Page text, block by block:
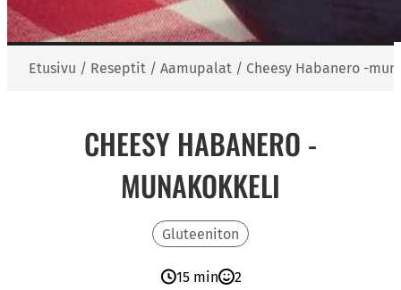
Etusivu / Reseptit / Aamupalat / Cheesy Habanero -
CHEESY HABANERO -
MUNAKOKKELI
Gluteeniton
15 min 2